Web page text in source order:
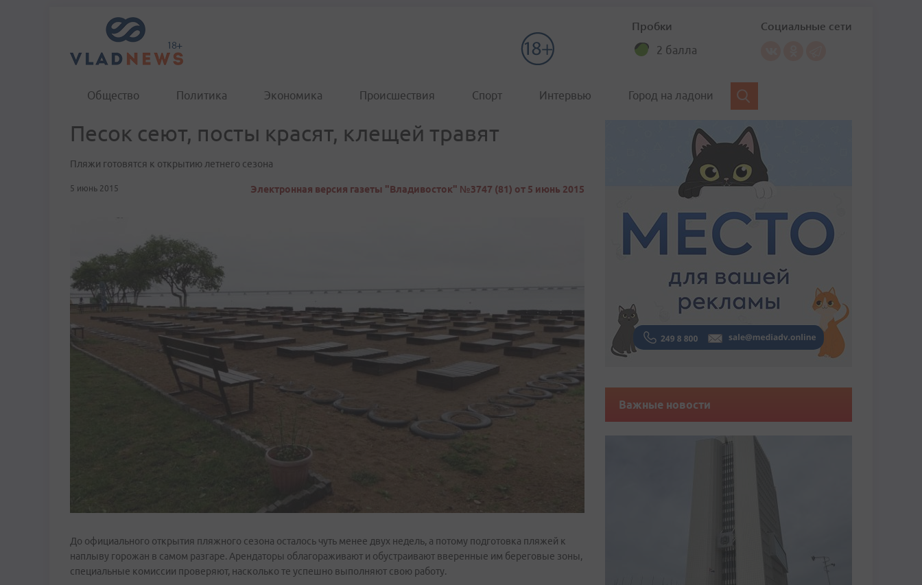
Пробки
2 балла
Социальные сети
Общество Политика Экономика Происшествия Спорт Интервью Город на ладони
Песок сеют, посты красят, клещей травят
Пляжи готовятся к открытию летнего сезона
5 июнь 2015 Электронная версия газеты "Владивосток" №3747 (81) от 5 июнь 2015
До официального открытия пляжного сезона осталось чуть менее двух недель, а потому подготовка пляжей к
наплыву горожан в самом разгаре. Арендаторы облагораживают и обустраивают вверенные им береговые зоны,
специальные комиссии проверяют, насколько те успешно выполняют свою работу.
Важные новости